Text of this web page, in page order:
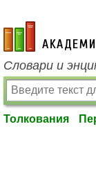
academic.ru
Словари и
Толкования